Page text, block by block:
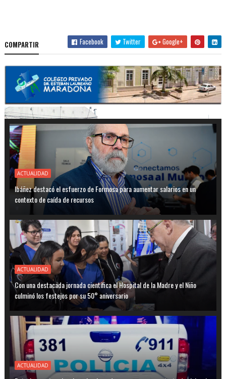
COMPARTIR Facebook Twitter Google+
ACTUALIDAD
Ibáñez destacó el esfuerzo de Formosa para aumentar salarios en un
contexto de caída de recursos
ACTUALIDAD
Con una destacada jornada científica el Hospital de la Madre y el Niño
culminó los festejos por su 50° aniversario
ACTUALIDAD